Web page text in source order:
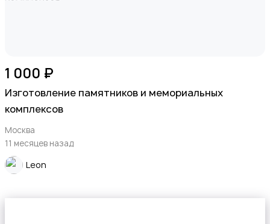
1 000 ₽
Изготовление памятников и мемориальных
комплексов
Москва
11 месяцев назад
Leon